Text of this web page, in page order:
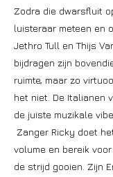
Zodra die dwarsfluit
luisteraar meteen en
Jethro Tull en Thijs
bijdragen zijn
ruimte, maar zo
het niet. De Italianen
de juiste muzikale
Zanger Ricky doet
volume en bereik
de strijd gooien. Zijn